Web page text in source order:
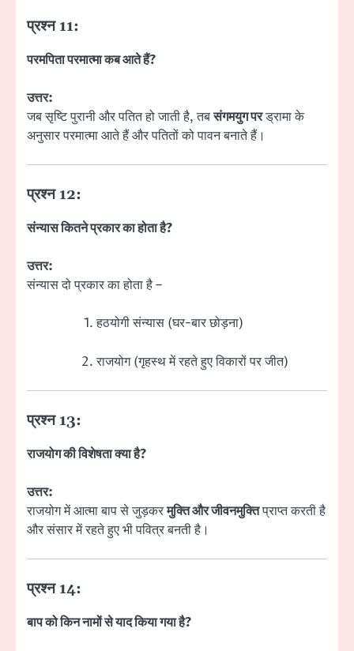
प्रश्न 11:
परमपिता परमात्मा कब आते हैं?
उत्तर:
जब सृष्टि पुरानी और पतित हो जाती है, तबसंगमयुग परड्रामा के
अनुसार परमात्मा आते हैं और पतितों को पावन बनाते हैं।
प्रश्न 12:
संन्यास कितने प्रकार का होता है?
उत्तर:
संन्यास दो प्रकार का होता है –
हठयोगी संन्यास (घर-बार छोड़ना)
राजयोग (गृहस्थ में रहते हुए विकारों पर जीत)
प्रश्न 13:
राजयोग की विशेषता क्या है?
उत्तर:
राजयोग में आत्मा बाप से जुड़करमुक्ति और जीवनमुक्तिप्राप्त करती है
और संसार में रहते हुए भी पवित्र बनती है।
प्रश्न 14:
बाप को किन नामों से याद किया गया है?